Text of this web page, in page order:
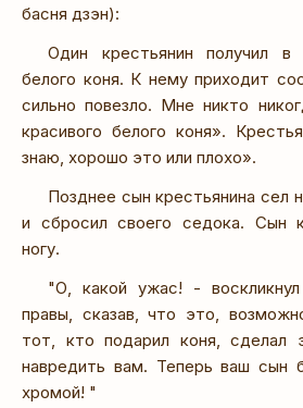
басня дзэн):
Один крестьянин получил
белого коня. К нему приходит
сильно повезло. Мне никто
красивого белого коня».
знаю, хорошо это или плохо».
Позднее сын крестьянина сел
и сбросил своего седока. Сын
ногу.
"О, какой ужас! -
правы, сказав, что это,
тот, кто подарил коня, сделал
навредить вам. Теперь ваш сын
хромой! "